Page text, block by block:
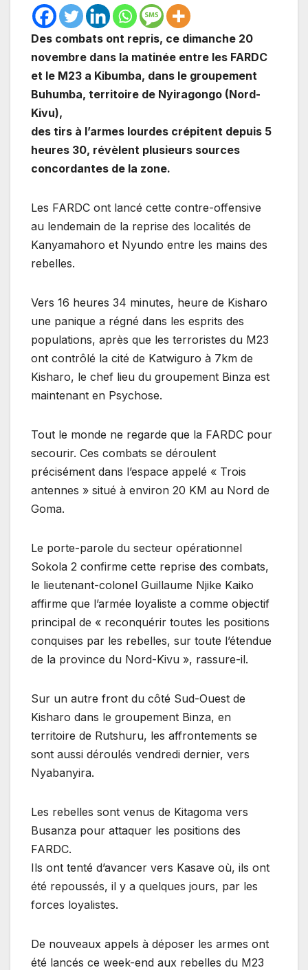
Des combats ont repris, ce dimanche 20
novembre dans la matinée entre les FARDC
et le M23 a Kibumba, dans le groupement
Buhumba, territoire de Nyiragongo (Nord-
Kivu),
des tirs à l’armes lourdes crépitent depuis 5
heures 30, révèlent plusieurs sources
concordantes de la zone.
Les FARDC ont lancé cette contre-offensive
au lendemain de la reprise des localités de
Kanyamahoro et Nyundo entre les mains des
rebelles.
Vers 16 heures 34 minutes, heure de Kisharo
une panique a régné dans les esprits des
populations, après que les terroristes du M23
ont contrôlé la cité de Katwiguro à 7km de
Kisharo, le chef lieu du groupement Binza est
maintenant en Psychose.
Tout le monde ne regarde que la FARDC pour
secourir. Ces combats se déroulent
précisément dans l’espace appelé « Trois
antennes » situé à environ 20 KM au Nord de
Goma.
Le porte-parole du secteur opérationnel
Sokola 2 confirme cette reprise des combats,
le lieutenant-colonel Guillaume Njike Kaiko
affirme que l’armée loyaliste a comme objectif
principal de « reconquérir toutes les positions
conquises par les rebelles, sur toute l’étendue
de la province du Nord-Kivu », rassure-il.
Sur un autre front du côté Sud-Ouest de
Kisharo dans le groupement Binza, en
territoire de Rutshuru, les affrontements se
sont aussi déroulés vendredi dernier, vers
Nyabanyira.
Les rebelles sont venus de Kitagoma vers
Busanza pour attaquer les positions des
FARDC.
Ils ont tenté d’avancer vers Kasave où, ils ont
été repoussés, il y a quelques jours, par les
forces loyalistes.
De nouveaux appels à déposer les armes ont
été lancés ce week-end aux rebelles du M23